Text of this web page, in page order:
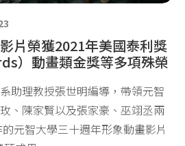
片榮獲2021年美國泰利獎
）動畫類金獎等多項殊榮
助理教授張世明編導，帶領元智
、陳家賢以及張家豪、巫翊丞兩
元智大學三十週年形象動畫影片